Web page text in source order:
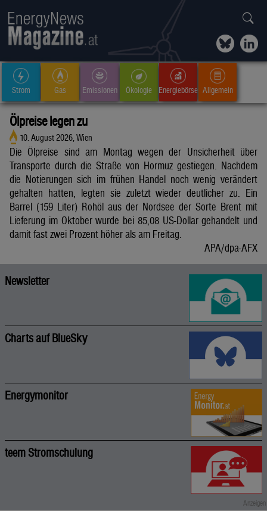
Strom Gas Emissionen Ökologie Energiebörse Allgemein
Ölpreise legen zu
10. August 2026, Wien
Die Ölpreise sind am Montag wegen der Unsicherheit über
Transporte durch die Straße von Hormuz gestiegen. Nachdem
die Notierungen sich im frühen Handel noch wenig verändert
gehalten hatten, legten sie zuletzt wieder deutlicher zu. Ein
Barrel (159 Liter) Rohöl aus der Nordsee der Sorte Brent mit
Lieferung im Oktober wurde bei 85,08 US-Dollar gehandelt und
damit fast zwei Prozent höher als am Freitag.
APA/dpa-AFX
Newsletter
Charts auf BlueSky
Energymonitor
teem Stromschulung